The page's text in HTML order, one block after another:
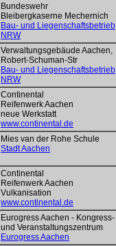
Bundeswehr
Bleibergkaserne Mechernich
Bau- und Liegenschaftsbetrieb
NRW
Verwaltungsgebäude Aachen,
Robert-Schuman-Str
Bau- und Liegenschaftsbetrieb
NRW
Continental
Reifenwerk Aachen
neue Werkstatt
www.continental.de
Mies van der Rohe Schule
Stadt Aachen
Continental
Reifenwerk Aachen
Vulkanisation
www.continental.de
Eurogress Aachen - Kongress-
und Veranstaltungszentrum
Eurogress Aachen